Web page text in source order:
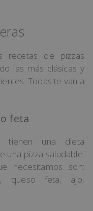
recetas de pizzas
las más clásicas y
Todas te van a
feta
tienen una dieta
una pizza saludable.
necesitamos son:
queso feta, ajo,